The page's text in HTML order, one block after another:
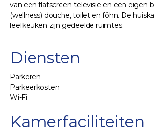
van een flatscreen-televisie en een eigen
(wellness) douche, toilet en föhn. De
leefkeuken zijn gedeelde ruimtes.
Diensten
Parkeren
Parkeerkosten
Wi-Fi
Kamerfaciliteiten